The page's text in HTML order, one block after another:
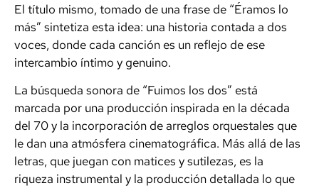
El título mismo, tomado de una frase de “Éramos lo
más” sintetiza esta idea: una historia contada a dos
voces, donde cada canción es un reflejo de ese
intercambio íntimo y genuino.
La búsqueda sonora de “Fuimos los dos” está
marcada por una producción inspirada en la década
del 70 y la incorporación de arreglos orquestales que
le dan una atmósfera cinematográfica. Más allá de las
letras, que juegan con matices y sutilezas, es la
riqueza instrumental y la producción detallada lo que